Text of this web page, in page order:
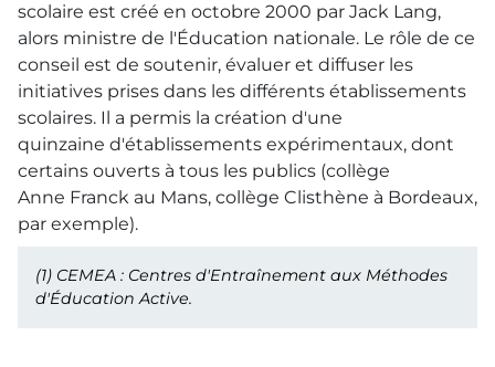
scolaire est créé en octobre 2000 par Jack Lang,
alors ministre de l'Éducation nationale. Le rôle de ce
conseil est de soutenir, évaluer et diffuser les
initiatives prises dans les différents établissements
scolaires. Il a permis la création d'une
quinzaine d'établissements expérimentaux, dont
certains ouverts à tous les publics (collège
Anne Franck au Mans, collège Clisthène à Bordeaux,
par exemple).
(1) CEMEA : Centres d'Entraînement aux Méthodes
d'Éducation Active.